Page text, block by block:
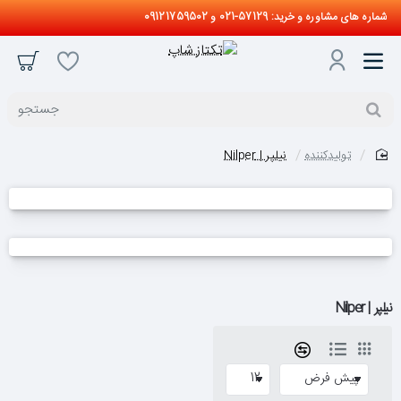
شماره های مشاوره و خرید: 57129-021 و 09121759502
جستجو
تولیدکننده نیلپر | Nilper
نیلپر | Nilper